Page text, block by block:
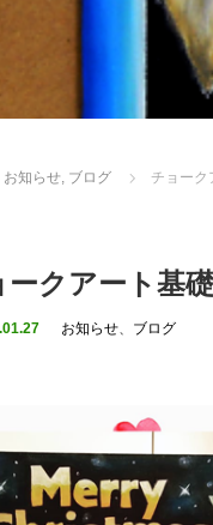
お知らせ, ブログ チョーク
ークアート基
お知らせ、 ブログ